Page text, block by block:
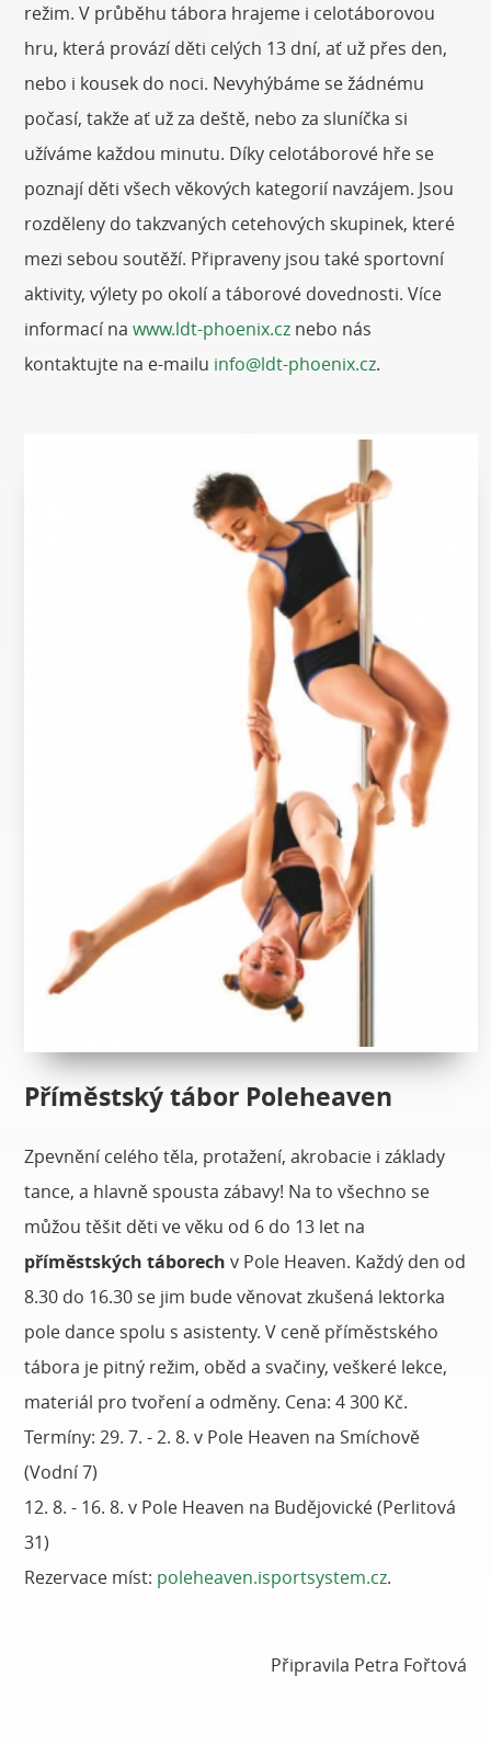
režim. V průběhu tábora hrajeme i celotáborovou
hru, která provází děti celých 13 dní, ať už přes den,
nebo i kousek do noci. Nevyhýbáme se žádnému
počasí, takže ať už za deště, nebo za sluníčka si
užíváme každou minutu. Díky celotáborové hře se
poznají děti všech věkových kategorií navzájem. Jsou
rozděleny do takzvaných cetehových skupinek, které
mezi sebou soutěží. Připraveny jsou také sportovní
aktivity, výlety po okolí a táborové dovednosti. Více
informací nawww.ldt-phoenix.cz nebo nás
kontaktujte na e-mailu info@ldt-phoenix.cz.
Příměstský tábor Poleheaven
Zpevnění celého těla, protažení, akrobacie i základy
tance, a hlavně spousta zábavy! Na to všechno se
můžou těšit děti ve věku od 6 do 13 let na
příměstských táborech v Pole Heaven. Každý den od
8.30 do 16.30 se jim bude věnovat zkušená lektorka
pole dance spolu s asistenty. V ceně příměstského
tábora je pitný režim, oběd a svačiny, veškeré lekce,
materiál pro tvoření a odměny. Cena: 4 300 Kč.
Termíny: 29. 7. - 2. 8. v Pole Heaven na Smíchově
(Vodní 7)
12. 8. - 16. 8. v Pole Heaven na Budějovické (Perlitová
31)
Rezervace míst: poleheaven.isportsystem.cz.
Připravila Petra Fořtová